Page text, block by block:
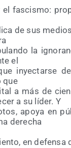
el fas­cis­mo:
de sus
la
el
inyec­tar­se
que
a más de
a su líder. Y
apo­ya en
derecha
en defen­sa